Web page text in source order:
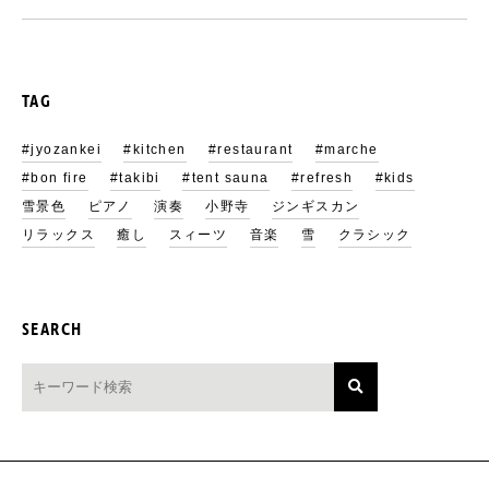
TAG
#jyozankei #kitchen #restaurant
#marche
#bon fire
#takibi #tent sauna #refresh
#kids
雪景色
ピアノ 演奏 小野寺
ジンギスカン
リラックス
癒し スィーツ 音楽 雪 クラシック
SEARCH